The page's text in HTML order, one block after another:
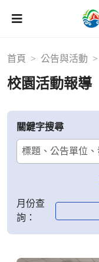
首頁 公告與活動
校園活動報導
關鍵字搜尋
月份查
詢：